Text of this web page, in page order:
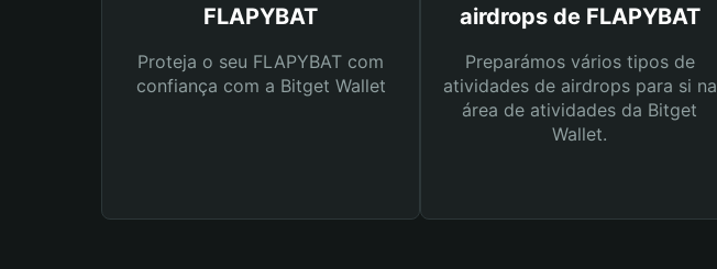
FLAPYBAT
Proteja o seu FLAPYBAT com
confiança com a Bitget Wallet
airdrops de FLAPYBAT
Preparámos vários tipos de
atividades de airdrops para si na
área de atividades da Bitget
Wallet.